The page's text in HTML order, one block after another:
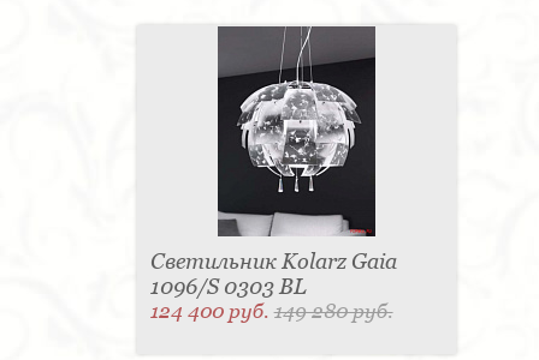
Светильник Kolarz Gaia
1096/S 0303 BL
124 400 руб.149 280 руб.